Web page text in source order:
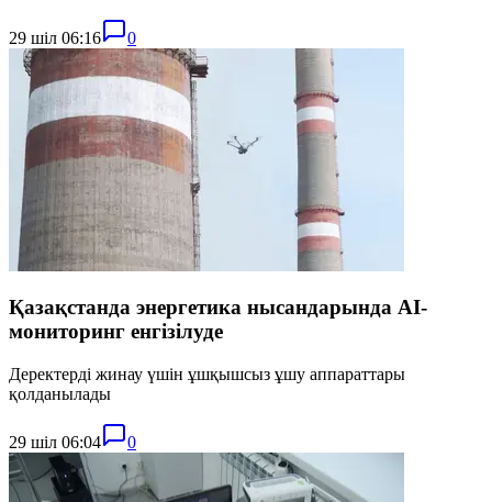
29 шіл 06:16 0
Қазақстанда энергетика нысандарында AI-
мониторинг енгізілуде
Деректерді жинау үшін ұшқышсыз ұшу аппараттары
қолданылады
29 шіл 06:04 0